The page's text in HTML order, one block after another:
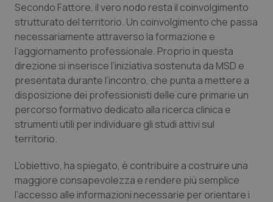
Secondo Fattore, il vero nodo resta il coinvolgimento
strutturato del territorio. Un coinvolgimento che passa
necessariamente attraverso la formazione e
l’aggiornamento professionale. Proprio in questa
direzione si inserisce l’iniziativa sostenuta da MSD e
presentata durante l’incontro, che punta a mettere a
disposizione dei professionisti delle cure primarie un
percorso formativo dedicato alla ricerca clinica e
strumenti utili per individuare gli studi attivi sul
territorio.
L’obiettivo, ha spiegato, è contribuire a costruire una
maggiore consapevolezza e rendere più semplice
l’accesso alle informazioni necessarie per orientare i
VISITOR_PRIVACY_METADATA
YouTube
.youtube.com